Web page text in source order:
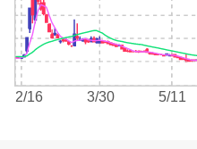
2/16 3/30 5/11